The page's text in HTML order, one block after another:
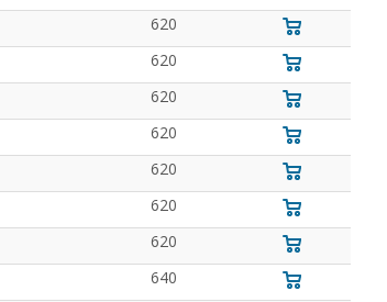
620
620
620
620
620
620
620
640